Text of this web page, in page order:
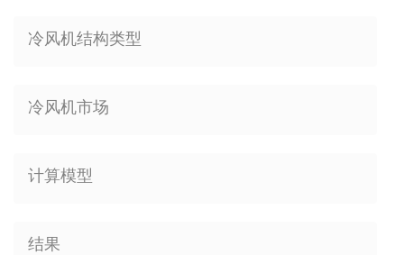
冷风机结构类型
冷风机市场
计算模型
结果